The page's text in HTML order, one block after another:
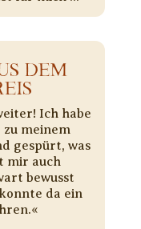
DEM
Ich habe
meinem
gespürt, was
mir auch
bewusst
da ein